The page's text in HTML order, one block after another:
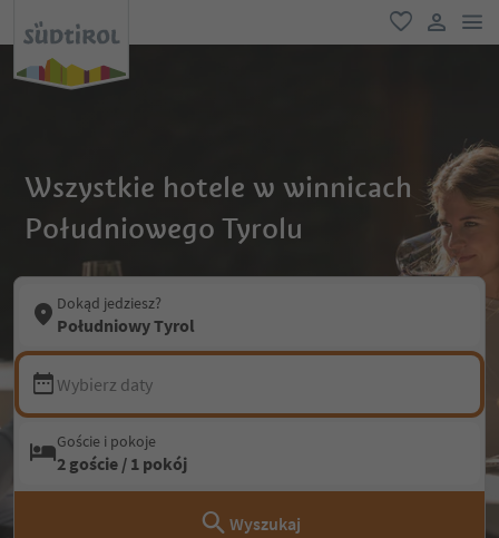
ulubione
link
Wszystkie hotele w winnicach
Południowego Tyrolu
Dokąd jedziesz?
Południowy Tyrol
Wybierz daty
Goście i pokoje
2 goście / 1 pokój
Wyszukaj